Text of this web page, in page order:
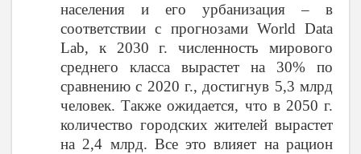
населения и его урбанизация – в
соответствии с прогнозами World Data
Lab, к 2030 г. численность мирового
среднего класса вырастет на 30% по
сравнению с 2020 г., достигнув 5,3 млрд
человек. Также ожидается, что в 2050 г.
количество городских жителей вырастет
на 2,4 млрд. Все это влияет на рацион